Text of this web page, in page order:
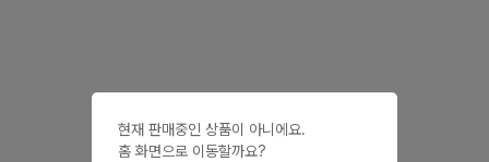
현재 판매중인 상품이 아니에요.
홈 화면으로 이동할까요?